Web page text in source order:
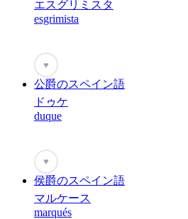
エスグリミスタ
esgrimista
♥
公爵のスペイン語
ドゥケ
duque
♥
侯爵のスペイン語
マルケース
marqués